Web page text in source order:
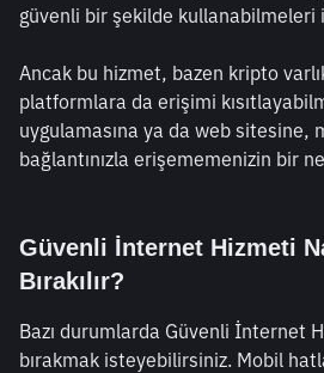
güvenli bir şekilde kullanabilmeleri
Ancak bu hizmet, bazen kripto
platformlara da erişimi
uygulamasına ya da web sitesine,
bağlantınızla erişememenizin bir
Güvenli İnternet Hizmeti
Bırakılır?
Bazı durumlarda Güvenli İnternet
bırakmak isteyebilirsiniz. Mobil